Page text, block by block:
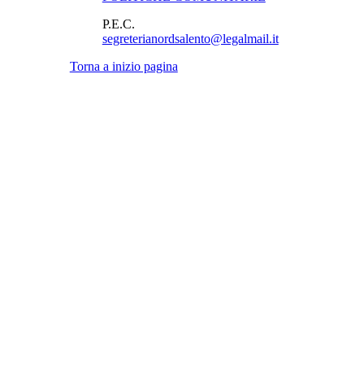
P.E.C.
segreterianordsalento@legalmail.it
Torna a inizio pagina